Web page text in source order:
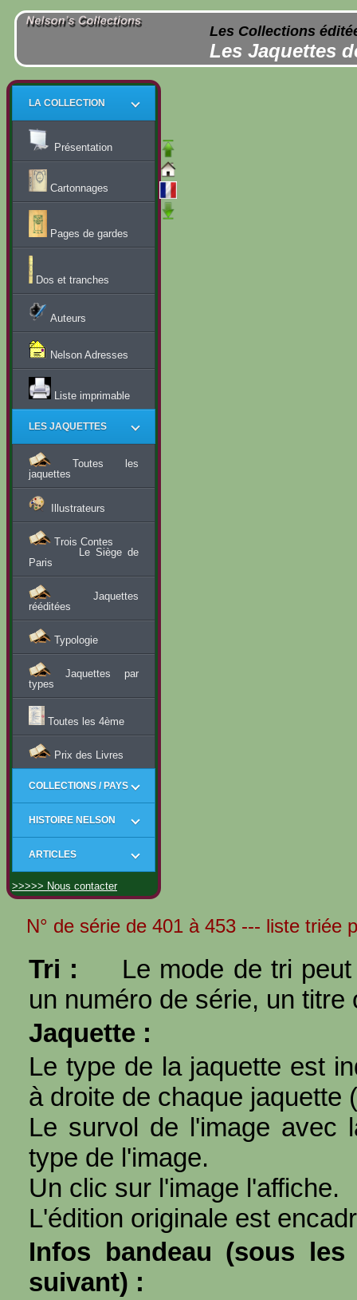
Les Collections
Les Jaquettes
LA COLLECTION
Présentation
Cartonnages
Pages de gardes
Dos et tranches
Auteurs
Nelson Adresses
Liste imprimable
LES JAQUETTES
Toutes les
jaquettes
Illustrateurs
Trois Contes
Le Siège de
Paris
Jaquettes
rééditées
Typologie
Jaquettes par
types
Toutes les 4ème
Prix des Livres
COLLECTIONS / PAYS
HISTOIRE NELSON
ARTICLES
>>>>> Nous contacter
N° de série de 401 à 453 --- liste triée
Tri :
Le mode de tri
un numéro de série, un titre
Jaquette :
Le type de la jaquette est
à droite de chaque jaquette (
Le survol de l'image avec
type de l'image.
Un clic sur l'image l'affiche.
L'édition originale est
Infos bandeau (sous
suivant) :